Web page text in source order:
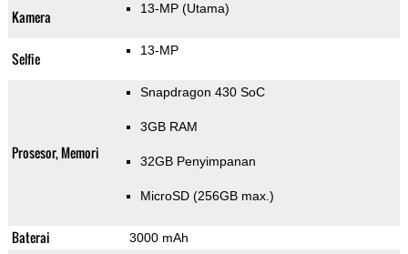
Kamera 13-MP (Utama)
Selfie 13-MP
Prosesor, Memori
Snapdragon 430 SoC
3GB RAM
32GB Penyimpanan
MicroSD (256GB max.)
Baterai 3000 mAh